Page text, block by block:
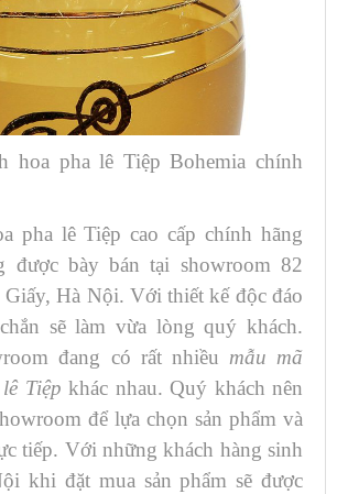
hoa pha lê Tiệp Bohemia chính
pha lê Tiệp cao cấp chính hãng
được bày bán tại showroom 82
Hà Nội. Với thiết kế độc đáo
sẽ làm vừa lòng quý khách.
đang có rất nhiều mẫu mã
Tiệp khác nhau. Quý khách nên
để lựa chọn sản phẩm và
tiếp. Với những khách hàng sinh
khi đặt mua sản phẩm sẽ được